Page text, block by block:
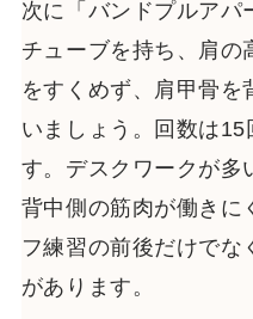
次に「バンドプルアパ
チューブを持ち、肩の
をすくめず、肩甲骨を
いましょう。回数は
す。デスクワークが多
背中側の筋肉が働きに
フ練習の前後だけでな
があります。